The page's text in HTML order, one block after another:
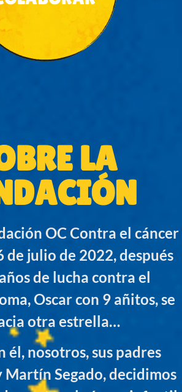
LA
OC Contra el cáncer
de julio de 2022, después
de lucha contra el
Oscar con 9 añitos, se
otra estrella…
él, nosotros, sus padres
Segado, decidimos